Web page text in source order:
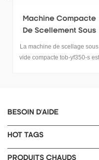
Soudeuse Sous Vide
Compacte De 200 Mm
De Long Pour Le Pré-
Scellage Sous Vide
Soudeuse sous vide compacte
de 200 mm de long pour le
BESOIN D'AIDE
HOT TAGS
PRODUITS CHAUDS